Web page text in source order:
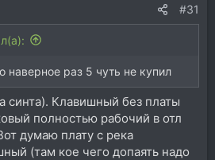
#31
наверное раз 5 чуть не купил
синта). Клавишный без платы
полностью рабочий в отл
думаю плату с река
(там кое чего допаять надо